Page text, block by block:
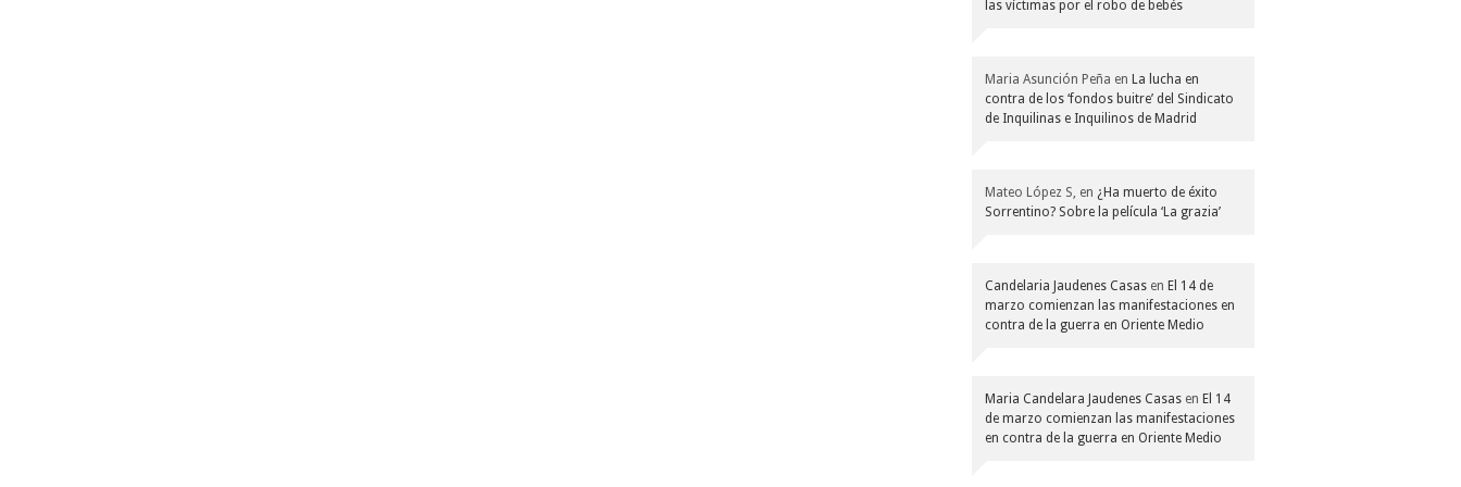
las víctimas por el robo de bebés
Maria Asunción Peña en La lucha en
contra de los ‘fondos buitre’ del Sindicato
de Inquilinas e Inquilinos de Madrid
Mateo López S, en ¿Ha muerto de éxito
Sorrentino? Sobre la película ‘La grazia’
Candelaria Jaudenes Casas en El 14 de
marzo comienzan las manifestaciones en
contra de la guerra en Oriente Medio
Maria Candelara Jaudenes Casas en El 14
de marzo comienzan las manifestaciones
en contra de la guerra en Oriente Medio